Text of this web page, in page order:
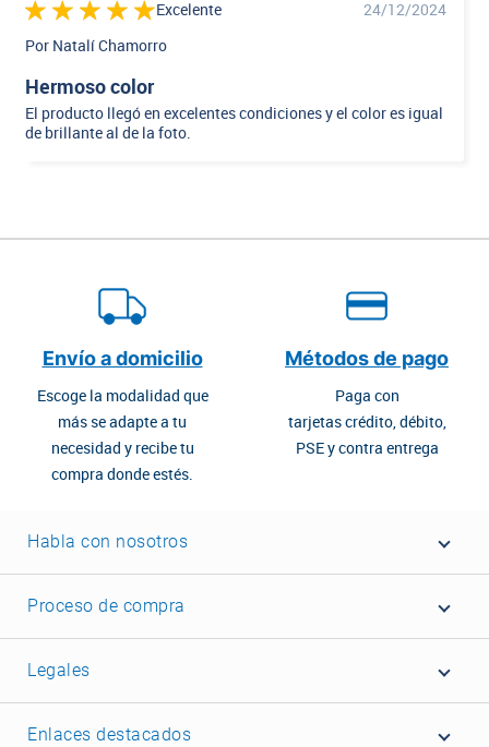
Excelente
24/12/2024
Por Natalí Chamorro
Hermoso color
El producto llegó en excelentes condiciones y el color es igual
de brillante al de la foto.
Envío a domicilio
Escoge la modalidad que
más se adapte a tu
necesidad y recibe tu
compra donde estés.
Métodos de pago
Paga con
tarjetas crédito, débito,
PSE y contra entrega
Habla con nosotros
Proceso de compra
Legales
Enlaces destacados